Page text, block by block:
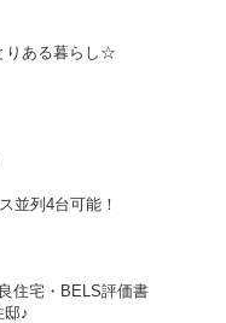
りある暮らし☆
並列4台可能！
住宅・BELS評価書
♪